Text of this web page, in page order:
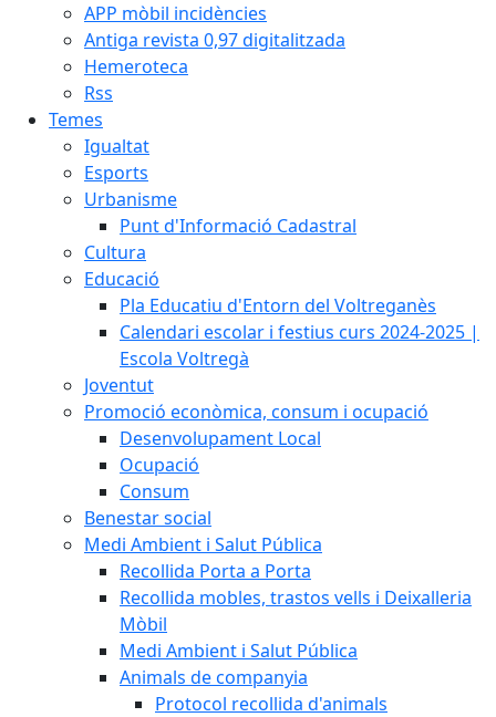
APP mòbil incidències
Antiga revista 0,97 digitalitzada
Hemeroteca
Rss
Temes
Igualtat
Esports
Urbanisme
Punt d'Informació Cadastral
Cultura
Educació
Pla Educatiu d'Entorn del Voltreganès
Calendari escolar i festius curs 2024-2025 |
Escola Voltregà
Joventut
Promoció econòmica, consum i ocupació
Desenvolupament Local
Ocupació
Consum
Benestar social
Medi Ambient i Salut Pública
Recollida Porta a Porta
Recollida mobles, trastos vells i Deixalleria
Mòbil
Medi Ambient i Salut Pública
Animals de companyia
Protocol recollida d'animals